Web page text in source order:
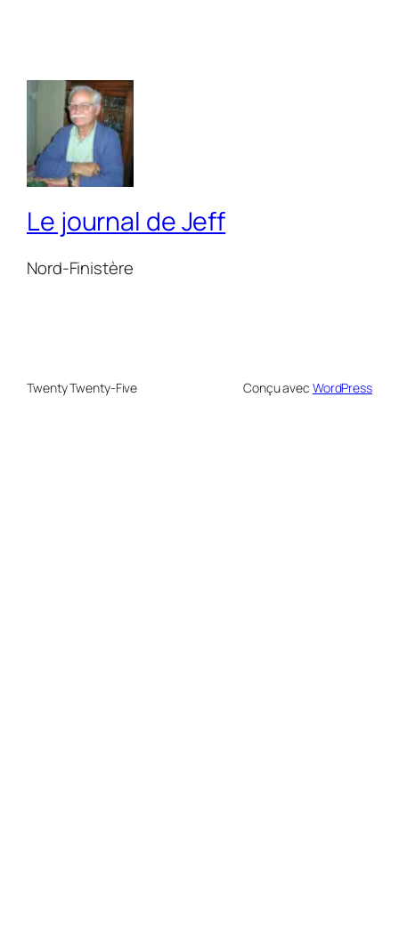
Le journal de Jeff
Nord-Finistère
Twenty Twenty-Five Conçu avec WordPress